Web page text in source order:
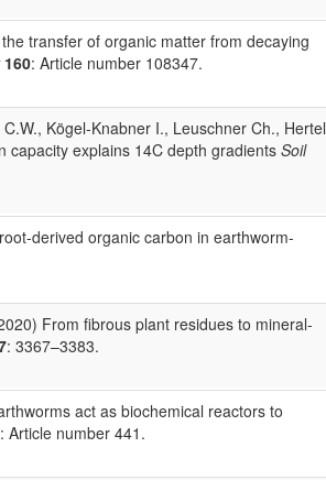
transfer of organic matter from decaying
160: Article number 108347.
Kögel-Knabner I., Leuschner Ch., Hertel
capacity explains 14C depth gradients Soil
derived organic carbon in earthworm-
From fibrous plant residues to mineral-
: 3367–3383.
act as biochemical reactors to
: Article number 441.